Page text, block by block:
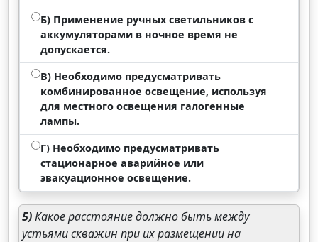
Б) Применение ручных светильников с
аккумуляторами в ночное время не
допускается.
В) Необходимо предусматривать
комбинированное освещение, используя
для местного освещения галогенные
лампы.
Г) Необходимо предусматривать
стационарное аварийное или
эвакуационное освещение.
5)Какое расстояние должно быть между
устьями скважин при их размещении на